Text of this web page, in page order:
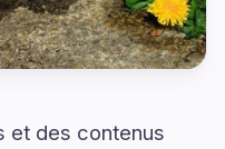
et des contenus